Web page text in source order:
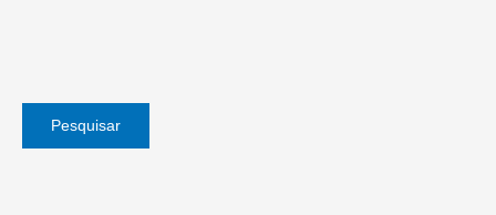
Pesquisar
Reinhard
Radermacher,